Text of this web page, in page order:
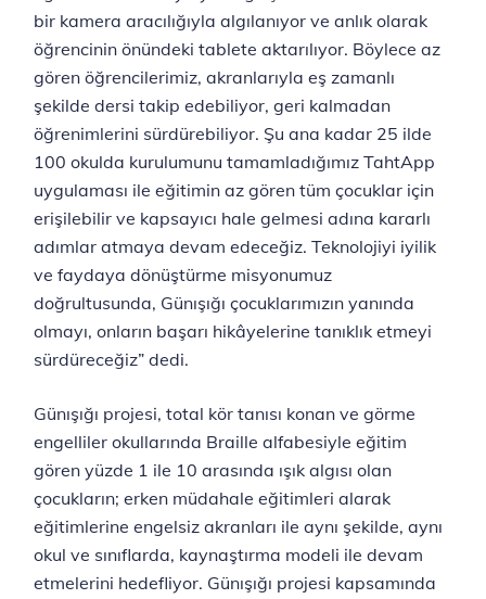
bir kamera aracılığıyla algılanıyor ve anlık olarak
öğrencinin önündeki tablete aktarılıyor. Böylece az
gören öğrencilerimiz, akranlarıyla eş zamanlı
şekilde dersi takip edebiliyor, geri kalmadan
öğrenimlerini sürdürebiliyor. Şu ana kadar 25 ilde
100 okulda kurulumunu tamamladığımız TahtApp
uygulaması ile eğitimin az gören tüm çocuklar için
erişilebilir ve kapsayıcı hale gelmesi adına kararlı
adımlar atmaya devam edeceğiz. Teknolojiyi iyilik
ve faydaya dönüştürme misyonumuz
doğrultusunda, Günışığı çocuklarımızın yanında
olmayı, onların başarı hikâyelerine tanıklık etmeyi
sürdüreceğiz” dedi.
Günışığı projesi, total kör tanısı konan ve görme
engelliler okullarında Braille alfabesiyle eğitim
gören yüzde 1 ile 10 arasında ışık algısı olan
çocukların; erken müdahale eğitimleri alarak
eğitimlerine engelsiz akranları ile aynı şekilde, aynı
okul ve sınıflarda, kaynaştırma modeli ile devam
etmelerini hedefliyor. Günışığı projesi kapsamında